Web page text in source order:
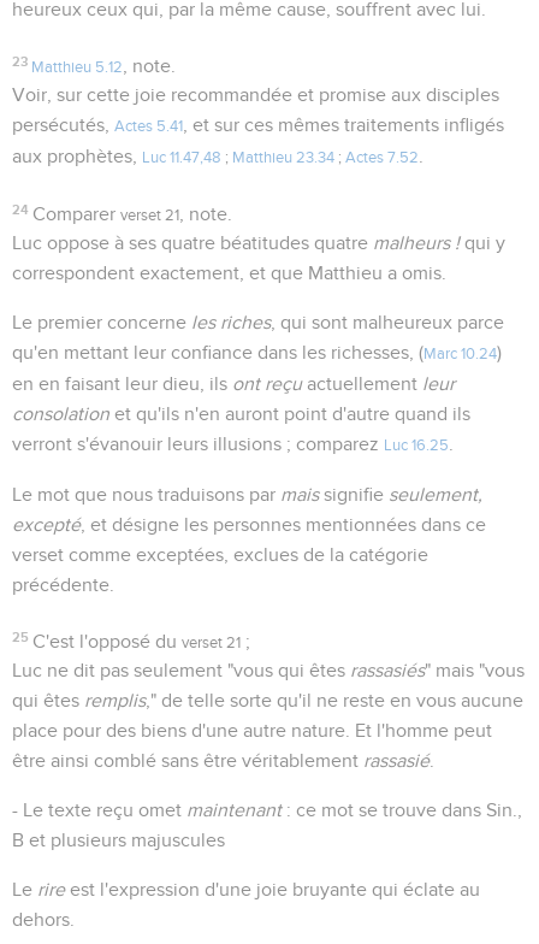
heureux ceux qui, par la même cause, souffrent avec lui.
23 Matthieu 5.12
, note.
Voir, sur cette joie recommandée et promise aux disciples
persécutés,
Actes 5.41
, et sur ces mêmes traitements infligés
aux prophètes,
Luc 11.47,48 ; Matthieu 23.34 ; Actes 7.52
24 Comparerverset 21
, note.
Luc oppose à ses quatre béatitudes quatre malheurs !qui y
correspondent exactement, et que Matthieu a omis.
Le premier concerne les riches, qui sont malheureux parce
qu'en mettant leur confiance dans les richesses, (Marc 10.24)
en en faisant leur dieu, ils ont reçuactuellement leur
consolation et qu'ils n'en auront point d'autre quand ils
verront s'évanouir leurs illusions ; comparez
Luc 16.25
Le mot que nous traduisons par maissignifie seulement,
excepté, et désigne les personnes mentionnées dans ce
verset comme exceptées, exclues de la catégorie
précédente.
25 C'est l'opposé duverset 21 ;
Luc ne dit pas seulement "vous qui êtes rassasiés" mais "vous
qui êtes remplis," de telle sorte qu'il ne reste en vous aucune
place pour des biens d'une autre nature. Et l'homme peut
être ainsi comblé sans être véritablement rassasié.
- Le texte reçu omet maintenant: ce mot se trouve dans Sin.,
B et plusieurs majuscules
Le rireest l'expression d'une joie bruyante qui éclate au
dehors.